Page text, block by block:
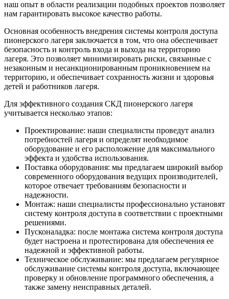
наш опыт в области реализации подобных проектов позволяет
нам гарантировать высокое качество работы.
Основная особенность внедрения системы контроля доступа
пионерского лагеря заключается в том, что она обеспечивает
безопасность и контроль входа и выхода на территорию
лагеря. Это позволяет минимизировать риски, связанные с
незаконным и несанкционированным проникновением на
территорию, и обеспечивает сохранность жизни и здоровья
детей и работников лагеря.
Для эффективного создания СКД пионерского лагеря
учитывается несколько этапов:
Проектирование: наши специалисты проведут анализ
потребностей лагеря и определят необходимое
оборудование и его расположение для максимального
эффекта и удобства использования.
Поставка оборудования: мы предлагаем широкий выбор
современного оборудования ведущих производителей,
которое отвечает требованиям безопасности и
надежности.
Монтаж: наши специалисты профессионально установят
систему контроля доступа в соответствии с проектными
решениями.
Пусконаладка: после монтажа система контроля доступа
будет настроена и протестирована для обеспечения ее
надежной и эффективной работы.
Техническое обслуживание: мы предлагаем регулярное
обслуживание системы контроля доступа, включающее
проверку и обновление программного обеспечения, а
также замену неисправных деталей.